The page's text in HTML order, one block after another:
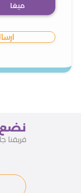
ميغا
نضع
فريقنا